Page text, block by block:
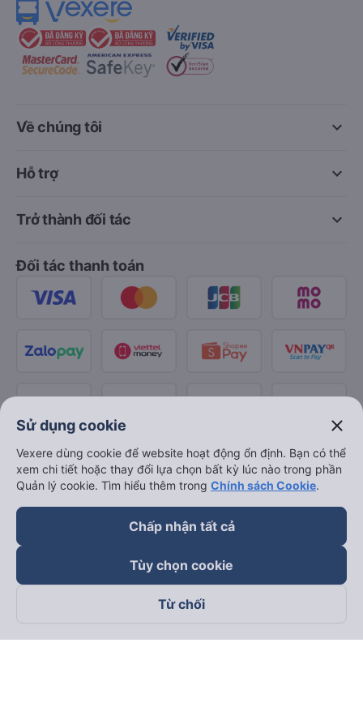
keyboard_arrow_down
Về chúng tôi
keyboard_arrow_down
Hỗ trợ
keyboard_arrow_down
Trở thành đối tác
Đối tác thanh toán
Theo dõi chúng tôi trên
Sử dụng cookie close
Vexere dùng cookie để website hoạt động ổn định. Bạn có thể
xem chi tiết hoặc thay đổi lựa chọn bất kỳ lúc nào trong phần
Quản lý cookie. Tìm hiểu thêm trong Chính sách Cookie.
Chấp nhận tất cả
Tùy chọn cookie
Từ chối